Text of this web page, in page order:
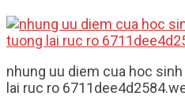
nhung uu diem cua hoc
lai ruc ro